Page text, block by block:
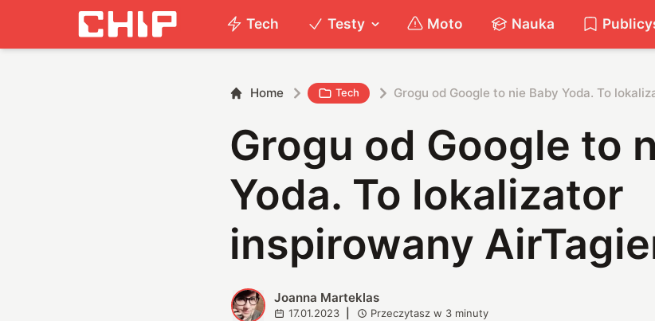
Tech Testy Moto Nauka
Home Tech Grogu od Google to nie Baby Yoda. To
Grogu od Google to
Yoda. To lokalizator
inspirowany
J Joanna Marteklas
17.01.2023 Przeczytasz w 3 minuty